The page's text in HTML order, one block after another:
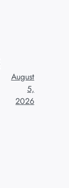
August
5,
2026